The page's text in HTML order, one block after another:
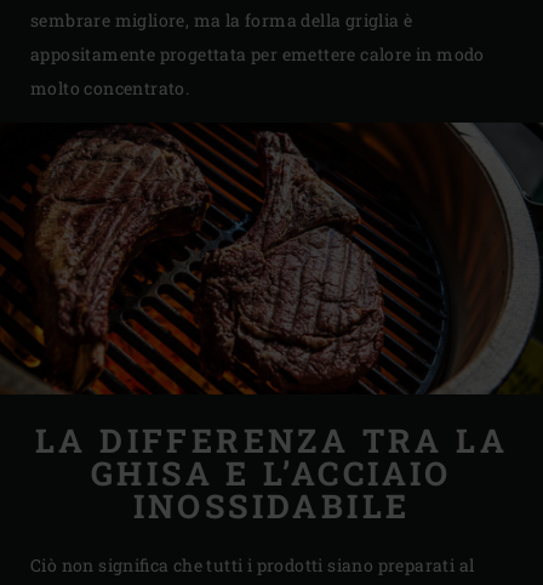
sembrare migliore, ma la forma della griglia è
appositamente progettata per emettere calore in modo
molto concentrato.
LA DIFFERENZA TRA LA
GHISA E L’ACCIAIO
INOSSIDABILE
Ciò non significa che tutti i prodotti siano preparati al